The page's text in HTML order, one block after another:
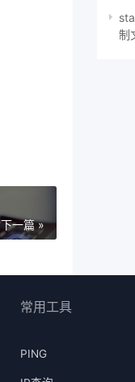
下一篇 »
制
常用工具
PING